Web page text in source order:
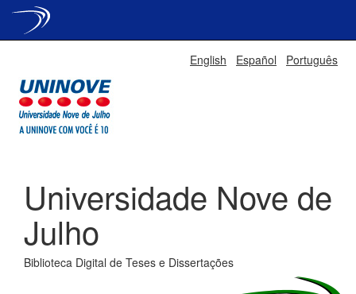
English Español Português
Universidade Nove de
Julho
Biblioteca Digital de Teses e Dissertações